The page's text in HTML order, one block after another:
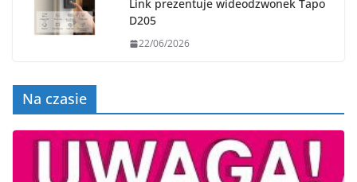
Link prezentuje wideodzwonek Tapo
D205
22/06/2026
Na czasie